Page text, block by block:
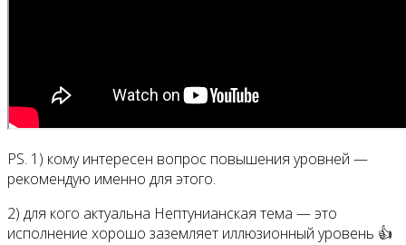
PS. 1) кому интересен вопрос повышения уровней —
рекомендую именно для этого.
2) для кого актуальна Нептунианская тема — это
исполнение хорошо заземляет иллюзионный уровень 👍